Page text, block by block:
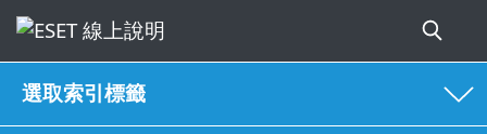
選取索引標籤